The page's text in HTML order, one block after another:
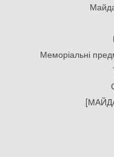
Меморіальні